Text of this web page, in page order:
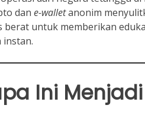
dan e-walletanonim
berat untuk memberikan
instan.
Ini Menjadi